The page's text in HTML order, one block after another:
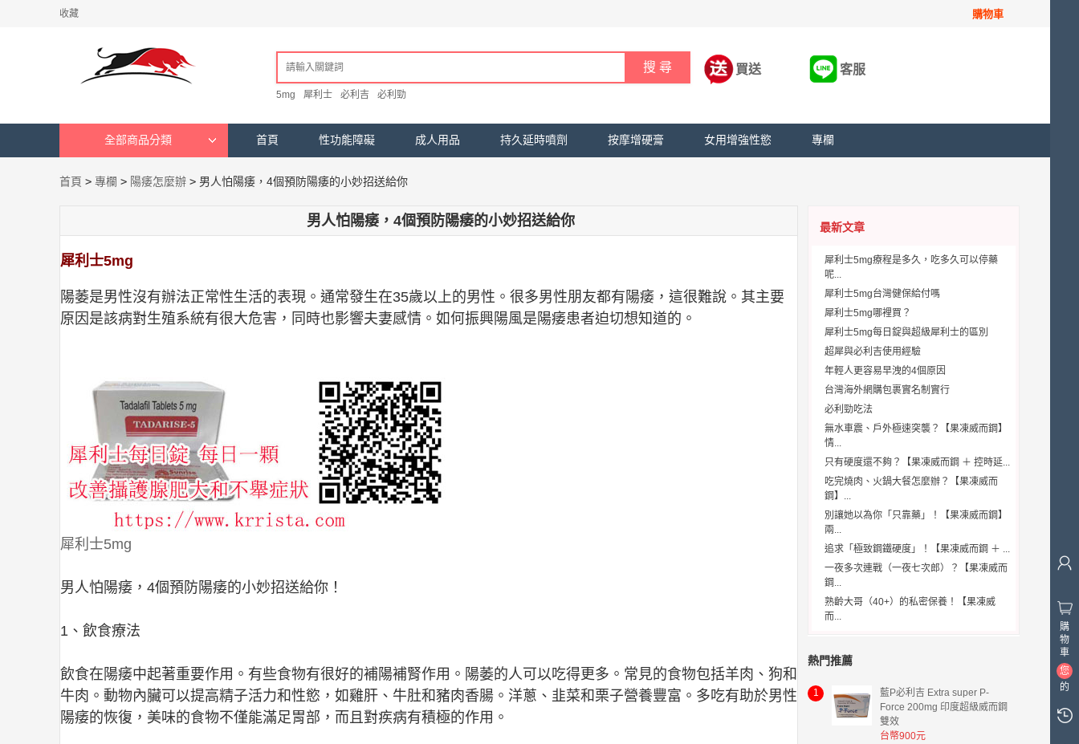
收藏 購物車
5mg 犀利士 必利吉 必利勁
買送 客服
全部商品分類 首頁 性功能障礙 成人用品 持久延時噴劑 按摩增硬膏 女用增強性慾 專欄
首頁 > 專欄 > 陽痿怎麼辦 > 男人怕陽痿，4個預防陽痿的小妙招送給你
男人怕陽痿，4個預防陽痿的小妙招送給你
犀利士5mg
陽萎是男性沒有辦法正常性生活的表現。通常發生在35歲以上的男性。很多男性朋友都有陽痿，這很難說。其主要
原因是該病對生殖系統有很大危害，同時也影響夫妻感情。如何振興陽風是陽痿患者迫切想知道的。
犀利士5mg
男人怕陽痿，4個預防陽痿的小妙招送給你！
1、飲食療法
飲食在陽痿中起著重要作用。有些食物有很好的補陽補腎作用。陽萎的人可以吃得更多。常見的食物包括羊肉、狗和
牛肉。動物內臟可以提高精子活力和性慾，如雞肝、牛肚和豬肉香腸。洋蔥、韭菜和栗子營養豐富。多吃有助於男性
陽痿的恢復，美味的食物不僅能滿足胃部，而且對疾病有積極的作用。
最新文章
犀利士5mg療程是多久，吃多久可以停藥
呢...
犀利士5mg台灣健保給付嗎
犀利士5mg哪裡買？
犀利士5mg每日錠與超級犀利士的區別
超犀與必利吉使用經驗
年輕人更容易早洩的4個原因
台灣海外網購包裹實名制實行
必利勁吃法
無水車震、戶外極速突襲？【果凍威而鋼】
情...
只有硬度還不夠？【果凍威而鋼 ＋ 控時延...
吃完燒肉、火鍋大餐怎麼辦？【果凍威而
鋼】...
別讓她以為你「只靠藥」！【果凍威而鋼】
兩...
追求「極致鋼鐵硬度」！【果凍威而鋼 ＋ ...
一夜多次連戰（一夜七次郎）？【果凍威而
鋼...
熟齡大哥（40+）的私密保養！【果凍威
而...
熱門推薦
1
藍P必利吉 Extra super P-
Force 200mg 印度超級威而鋼
雙效
台幣900元
購
物
車
您
的
物